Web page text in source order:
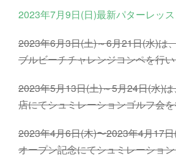
2023年7月9日(日)最新パターレッ
2023年6月3日(土)～6月21日(水)は
ブルビーチチャレンジコンペを行
2023年5月13日(土)～5月24日(水)
店にてシュミレーションゴルフ会
2023年4月6日(木)〜2023年4月17
オープン記念にてシュミレーショ